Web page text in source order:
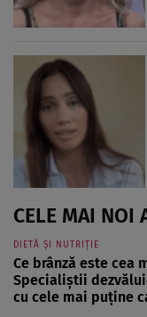
CELE MAI NOI
DIETĂ ȘI NUTRIȚIE
Ce brânză este cea
Specialiștii
cu cele mai puține